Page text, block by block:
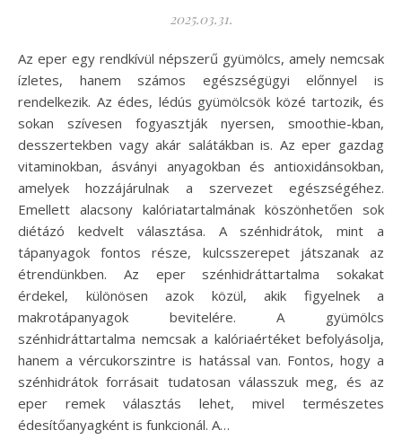
2025.03.31.
Az eper egy rendkívül népszerű gyümölcs, amely nemcsak
ízletes, hanem számos egészségügyi előnnyel is
rendelkezik. Az édes, lédús gyümölcsök közé tartozik, és
sokan szívesen fogyasztják nyersen, smoothie-kban,
desszertekben vagy akár salátákban is. Az eper gazdag
vitaminokban, ásványi anyagokban és antioxidánsokban,
amelyek hozzájárulnak a szervezet egészségéhez.
Emellett alacsony kalóriatartalmának köszönhetően sok
diétázó kedvelt választása. A szénhidrátok, mint a
tápanyagok fontos része, kulcsszerepet játszanak az
étrendünkben. Az eper szénhidráttartalma sokakat
érdekel, különösen azok közül, akik figyelnek a
makrotápanyagok bevitelére. A gyümölcs
szénhidráttartalma nemcsak a kalóriaértéket befolyásolja,
hanem a vércukorszintre is hatással van. Fontos, hogy a
szénhidrátok forrásait tudatosan válasszuk meg, és az
eper remek választás lehet, mivel természetes
édesítőanyagként is funkcionál. A…